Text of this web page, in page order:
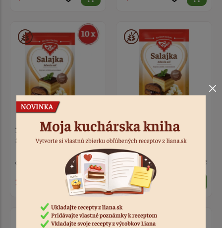
XXL balenie 10 ks
Salajka - jelenia soľ 20 g
Kód: 6809
2,90 €
Salajka - jelenia soľ 20 g
> 10 Kód: 7292
0,33 €